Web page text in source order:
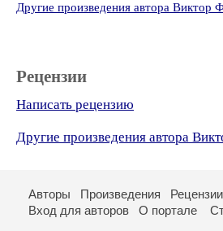
Другие произведения автора Виктор
Рецензии
Написать рецензию
Другие произведения автора
Авторы Произведения Рецензии
Вход для авторов
О портале